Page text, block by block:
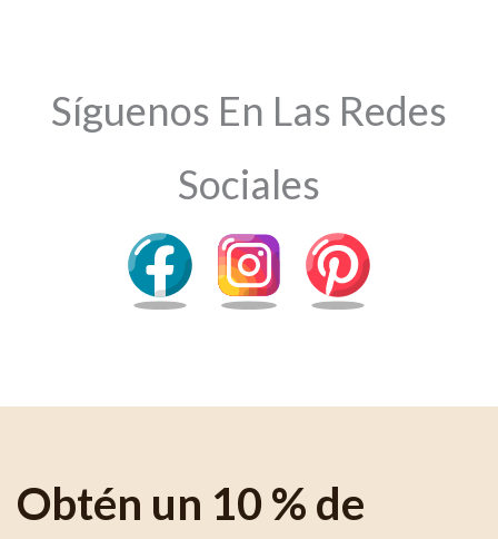
Síguenos En Las Redes
Sociales
Obtén un 10 % de